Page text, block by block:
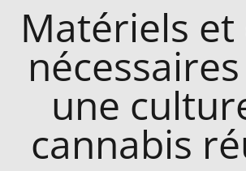
Matériels
une
cannabis